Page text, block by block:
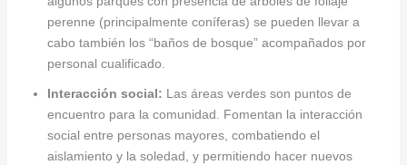
perenne (principalmente coníferas) se pueden llevar a
cabo también los “baños de bosque” acompañados por
personal cualificado.
Interacción social: Las áreas verdes son puntos de
encuentro para la comunidad. Fomentan la interacción
social entre personas mayores, combatiendo el
aislamiento y la soledad, y permitiendo hacer nuevos